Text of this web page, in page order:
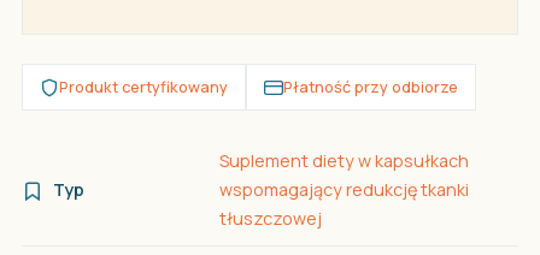
Produkt certyfikowany Płatność przy odbiorze
Typ
Suplement diety w kapsułkach
wspomagający redukcję tkanki
tłuszczowej